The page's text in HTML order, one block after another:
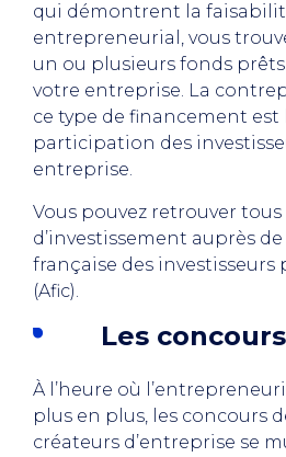
qui démontrent la
entrepreneurial, vous
un ou plusieurs fonds
votre entreprise. La
ce type de financement est
participation des
entreprise.
Vous pouvez retrouver
d’investissement auprès de
française des investisseurs
(Afic).
Les concours
À l’heure où
plus en plus, les concours
créateurs d’entreprise se